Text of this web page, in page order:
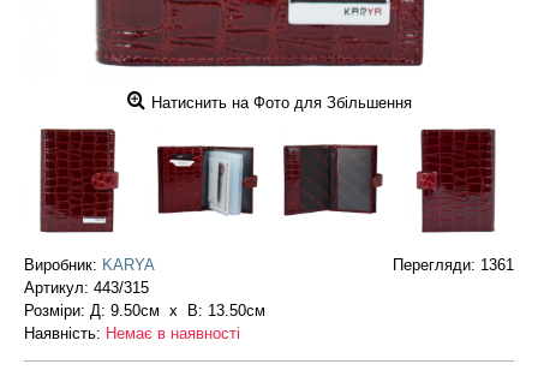
Натиснить на Фото для Збільшення
Перегляди: 1361
Виробник: KARYA
Артикул: 443/315
Розміри: Д: 9.50см х В: 13.50см
Наявність: Немає в наявності